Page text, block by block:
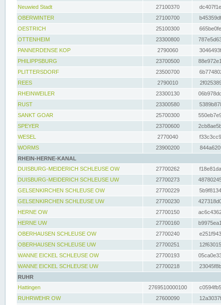
Neuwied Stadt
27100370
OBERWINTER
27100700
OESTRICH
25100300
OTTENHEIM
23300800
PANNERDENSE KOP
2790060
PHILIPPSBURG
23700500
PLITTERSDORF
23500700
REES
2790010
RHEINWEILER
23300130
RUST
23300580
SANKT GOAR
25700300
SPEYER
23700600
WESEL
2770040
WORMS
23900200
RHEIN-HERNE-KANAL
DUISBURG-MEIDERICH SCHLEUSE OW
27700262
DUISBURG-MEIDERICH SCHLEUSE UW
27700273
GELSENKIRCHEN SCHLEUSE OW
27700229
GELSENKIRCHEN SCHLEUSE UW
27700230
HERNE OW
27700150
HERNE UW
27700160
OBERHAUSEN SCHLEUSE OW
27700240
OBERHAUSEN SCHLEUSE UW
27700251
WANNE EICKEL SCHLEUSE OW
27700193
WANNE EICKEL SCHLEUSE UW
27700218
RUHR
Hattingen
2769510000100
RUHRWEHR OW
27600090